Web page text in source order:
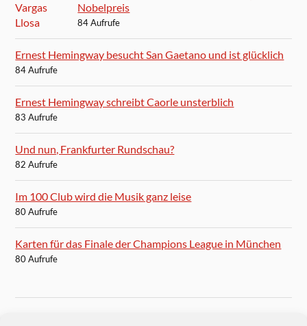
Nobelpreis
84 Aufrufe
Ernest Hemingway besucht San Gaetano und ist glücklich
84 Aufrufe
Ernest Hemingway schreibt Caorle unsterblich
83 Aufrufe
Und nun, Frankfurter Rundschau?
82 Aufrufe
Im 100 Club wird die Musik ganz leise
80 Aufrufe
Karten für das Finale der Champions League in München
80 Aufrufe